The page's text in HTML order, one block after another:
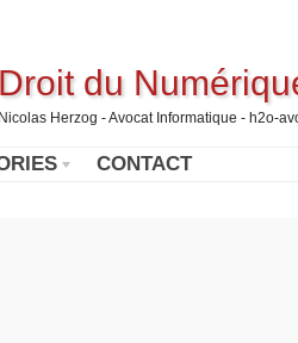
Droit du
Nicolas Herzog - Avocat Informatique - h2o-
CONTACT